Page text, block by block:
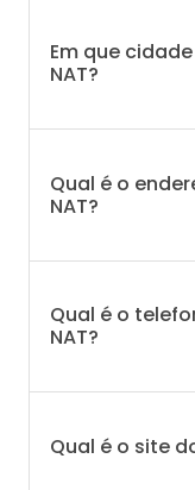
Em que
NAT?
Qual é o
NAT?
Qual é o
NAT?
Qual é o site